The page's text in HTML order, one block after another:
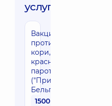
услуги:
Вакцинация
против
кори,
краснухи,
паротита
("Приорикс",
Бельгия)
1500 грн